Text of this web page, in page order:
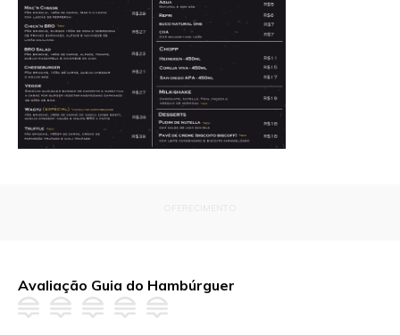
Avaliação Guia do Hambúrguer